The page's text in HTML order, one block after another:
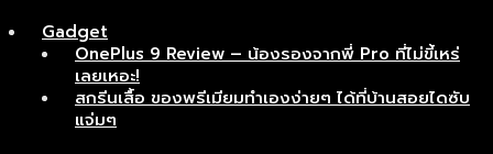
Gadget
OnePlus 9 Review – น้องรองจากพี่ Pro ที่ไม่ขี้เหร่
เลยเหอะ!
สกรีนเสื้อ ของพรีเมียมทำเองง่ายๆ ได้ที่บ้านสอยไดซับ
แจ่มๆ